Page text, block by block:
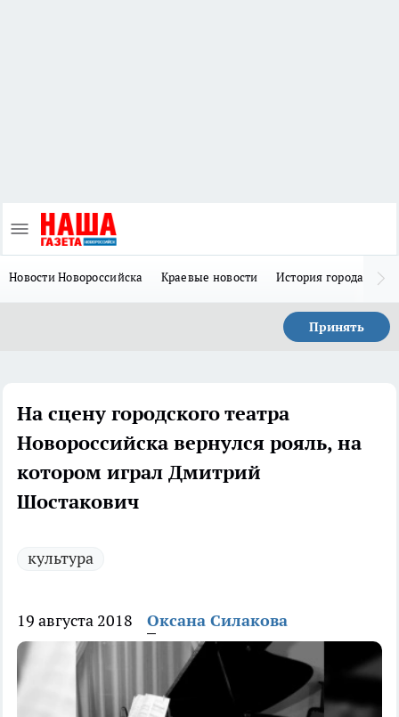
Новости Новороссийска Краевые новости История города Н
Принять
На сцену городского театра
Новороссийска вернулся рояль, на
котором играл Дмитрий
Шостакович
культура
19 августа 2018 Оксана Силакова